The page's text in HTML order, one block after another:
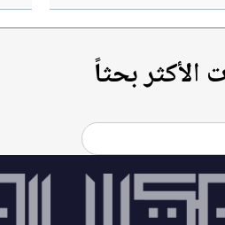
الأكثر بحثاً